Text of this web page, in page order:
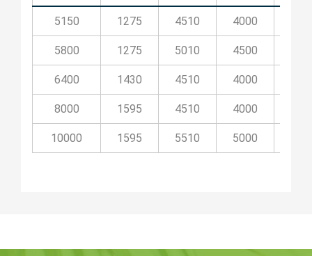
5150 1275 4510 4000
5800 1275 5010 4500
6400 1430 4510 4000
8000 1595 4510 4000
10000 1595 5510 5000